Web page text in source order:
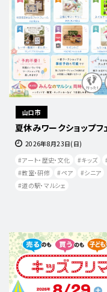
山口市
夏休みワークショップフ
2026年8月23日(日)
アート・歴史・文化
キッズ
教室・研修
ペア
シニア
道の駅・マルシェ